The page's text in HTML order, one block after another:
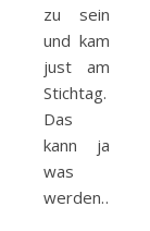
zu sein
und kam
just am
Stichtag.
Das
kann ja
was
werden…